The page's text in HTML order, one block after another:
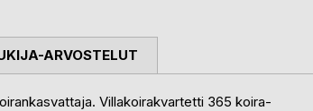
Villakoirakvartetti 365 koira-
ARVOSTELUT